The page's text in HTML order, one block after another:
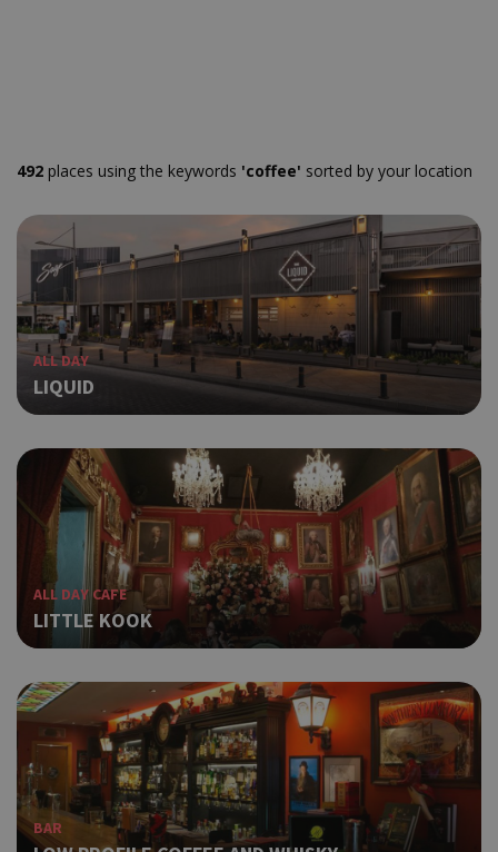
492 places using the keywords 'coffee' sorted by your location
ALL DAY
LIQUID
ALL DAY CAFE
LITTLE KOOK
BAR